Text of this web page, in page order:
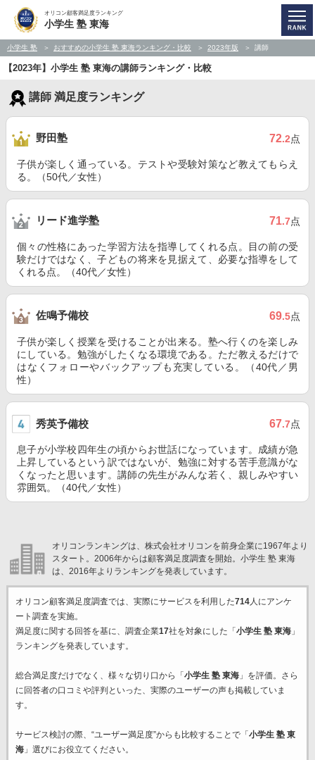
オリコン顧客満足度ランキング
小学生 塾 東海
小学生 塾 おすすめの小学生 塾 東海ランキング・比較 2023年版 講師
【2023年】小学生 塾 東海の講師ランキング・比較
講師 満足度ランキング
野田塾 72.2点
子供が楽しく通っている。テストや受験対策など教えてもらえ
る。（50代／女性）
リード進学塾 71.7点
個々の性格にあった学習方法を指導してくれる点。目の前の受
験だけではなく、子どもの将来を見据えて、必要な指導をして
くれる点。（40代／女性）
佐鳴予備校 69.5点
子供が楽しく授業を受けることが出来る。塾へ行くのを楽しみ
にしている。勉強がしたくなる環境である。ただ教えるだけで
はなくフォローやバックアップも充実している。（40代／男
性）
秀英予備校 67.7点
息子が小学校四年生の頃からお世話になっています。成績が急
上昇しているという訳ではないが、勉強に対する苦手意識がな
くなったと思います。講師の先生がみんな若く、親しみやすい
雰囲気。（40代／女性）
オリコンランキングは、株式会社オリコンを前身企業に1967年より
スタート。2006年からは顧客満足度調査を開始。小学生 塾 東海
は、2016年よりランキングを発表しています。
オリコン顧客満足度調査では、実際にサービスを利用した714人にアンケ
ート調査を実施。
満足度に関する回答を基に、調査企業17社を対象にした「 小学生 塾 東海」
ランキングを発表しています。
総合満足度だけでなく、様々な切り口から「 小学生 塾 東海」を評価。さら
に回答者の口コミや評判といった、実際のユーザーの声も掲載していま
す。
サービス検討の際、“ユーザー満足度”からも比較することで「 小学生 塾 東
海」選びにお役立てください。